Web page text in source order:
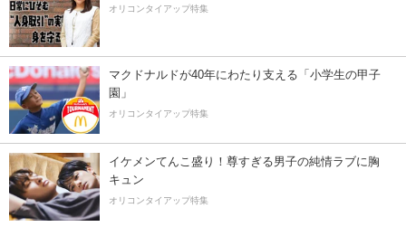
オリコンタイアップ特集
マクドナルドが40年にわたり支える「小学生の甲子
園」
オリコンタイアップ特集
イケメンてんこ盛り！尊すぎる男子の純情ラブに胸
キュン
オリコンタイアップ特集